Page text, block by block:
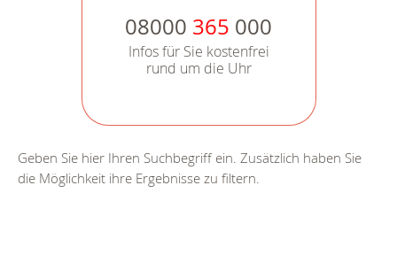
08000 365 000
Infos für Sie kostenfrei
rund um die Uhr
Geben Sie hier Ihren Suchbegriff ein. Zusätzlich haben Sie
die Möglichkeit ihre Ergebnisse zu filtern.